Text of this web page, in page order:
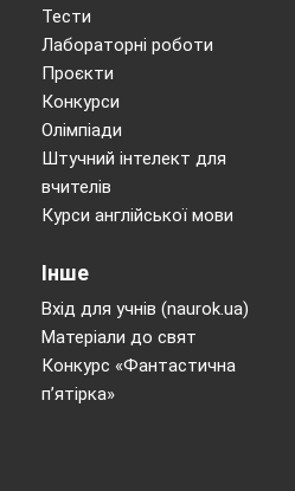
Тести
Лабораторні роботи
Проєкти
Конкурси
Олімпіади
Штучний інтелект для
вчителів
Курси англійської мови
Інше
Вхід для учнів (naurok.ua)
Матеріали до свят
Конкурс «Фантастична
п’ятірка»